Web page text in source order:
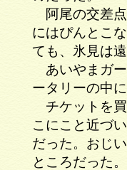
阿尾の交差点
にはぴんとこ
ても、氷見は
あいやまガー
ータリーの中
チケットを買
こにこと近づ
だった。おじ
ところだった